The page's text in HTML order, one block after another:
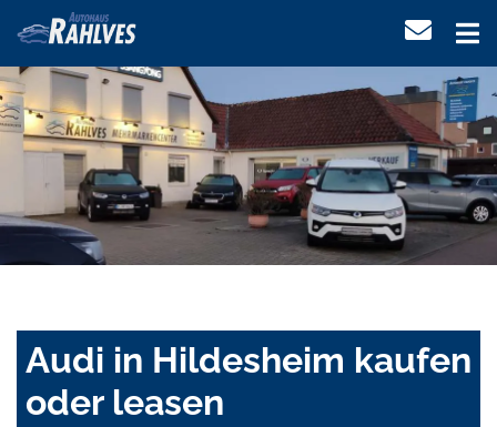
Audi in Hildesheim kaufen
oder leasen